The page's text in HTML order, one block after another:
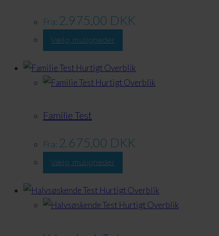
Fra: 2.975,00 DKK
Vælg muligheder
produkt
har
flere
vælges
på
Hurtigt Overblik
Hurtigt Overblik
Familie Test
Fra: 2.675,00 DKK
Vælg muligheder
produkt
har
flere
Hurtigt Overblik
Hurtigt Overblik